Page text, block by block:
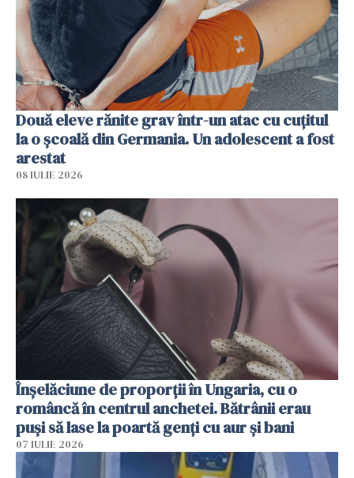
Două eleve rănite grav într-un atac cu cuțitul
la o școală din Germania. Un adolescent a fost
arestat
08 IULIE 2026
Înșelăciune de proporții în Ungaria, cu o
româncă în centrul anchetei. Bătrânii erau
puși să lase la poartă genți cu aur și bani
07 IULIE 2026